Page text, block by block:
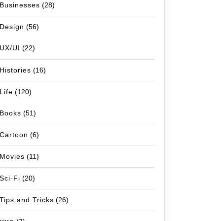
Businesses (28)
Design (56)
UX/UI (22)
Histories (16)
Life (120)
Books (51)
Cartoon (6)
Movies (11)
Sci-Fi (20)
Tips and Tricks (26)